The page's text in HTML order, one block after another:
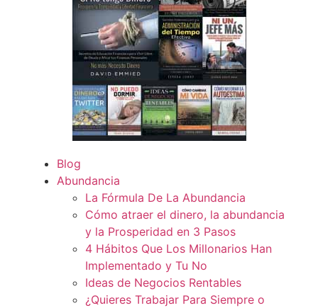
Blog
Abundancia
La Fórmula De La Abundancia
Cómo atraer el dinero, la abundancia
y la Prosperidad en 3 Pasos
4 Hábitos Que Los Millonarios Han
Implementado y Tu No
Ideas de Negocios Rentables
¿Quieres Trabajar Para Siempre o